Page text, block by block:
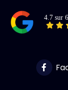
4.7 sur